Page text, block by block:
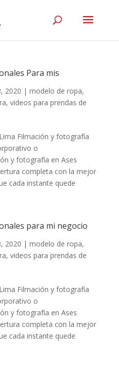
Para mis
2020 | modelo de ropa,
, videos para prendas de
Filmación y fotografía
o
y fotografía en Ases
completa con la mejor
cada instante quede
para mi negocio
2020 | modelo de ropa,
, videos para prendas de
Filmación y fotografía
o
y fotografía en Ases
completa con la mejor
cada instante quede